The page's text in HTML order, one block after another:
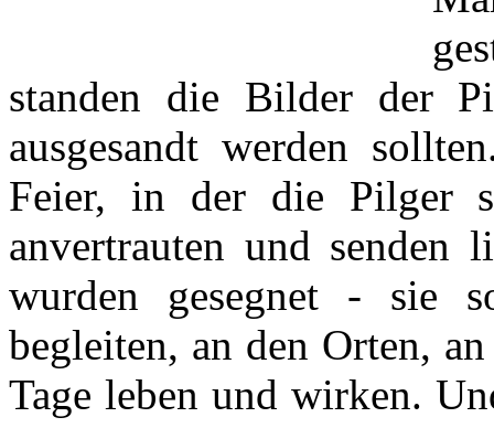
standen die Bilder der
ausgesandt werden
Feier, in der die Pilger
anvertrauten und senden
wurden gesegnet - sie
begleiten, an den Orten,
Tage leben und wirken.